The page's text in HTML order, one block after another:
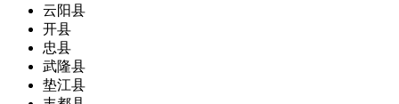
云阳县
开县
忠县
武隆县
垫江县